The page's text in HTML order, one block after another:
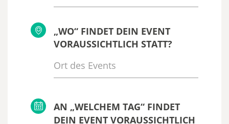
„WO“ FINDET DEIN EVENT
VORAUSSICHTLICH STATT?
AN „WELCHEM TAG“ FINDET
DEIN EVENT VORAUSSICHTLICH